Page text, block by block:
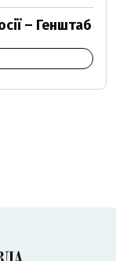
– Генштаб